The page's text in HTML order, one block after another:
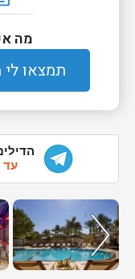
מה
תמצאו לי
עד 50% הנחה